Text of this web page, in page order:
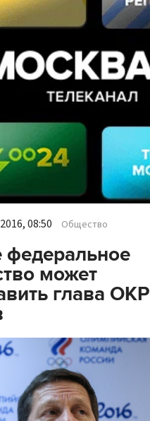
08:50 Общество
федеральное
может
глава ОКР